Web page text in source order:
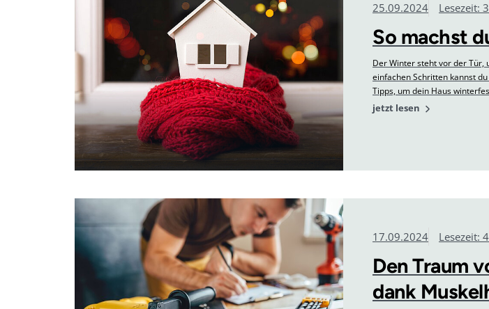
25.09.2024 Lesezeit:
So machst
Der Winter steht vor der Tür,
einfachen Schritten kannst
Tipps, um dein Haus
jetzt lesen
17.09.2024 Lesezeit:
Den Traum
dank